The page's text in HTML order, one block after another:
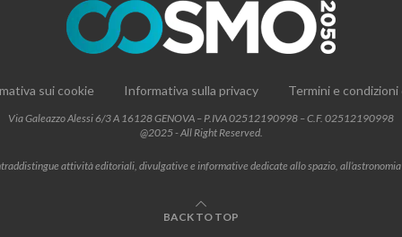
sui cookie Informativa sulla privacy Termini e condizioni
Via Galeazzo Alessi 6/3 A 16128 GENOVA – P.IVA 02512190998 – C.F. 02512190998
@2025 - All Right Reserved.
attività editoriali, divulgative e informative dedicate allo spazio,
BACK TO TOP